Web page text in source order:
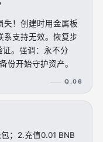
失！创建时用金属板
系支持无效。恢复步
。强调：永不分
份开始守护资产。
Q.06
；2.充值0.01 BNB